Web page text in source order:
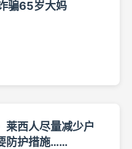
骗65岁大妈
莱西人尽量减少户
防护措施……